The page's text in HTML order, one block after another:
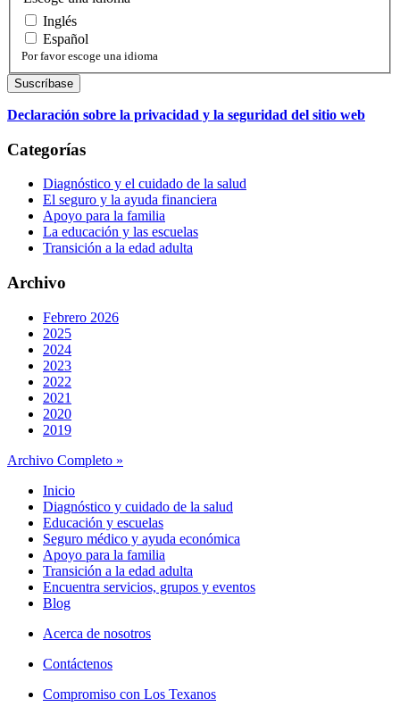
Inglés
Español
Por favor escoge una idioma
Declaración sobre la privacidad y la seguridad del sitio web
Categorías
Diagnóstico y el cuidado de la salud
El seguro y la ayuda financiera
Apoyo para la familia
La educación y las escuelas
Transición a la edad adulta
Archivo
Febrero 2026
2025
2024
2023
2022
2021
2020
2019
Archivo Completo »
Inicio
Diagnóstico y cuidado de la salud
Educación y escuelas
Seguro médico y ayuda económica
Apoyo para la familia
Transición a la edad adulta
Encuentra servicios, grupos y eventos
Blog
Acerca de nosotros
Contáctenos
Compromiso con Los Texanos